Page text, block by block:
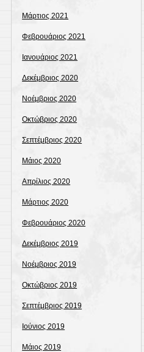
Μάρτιος 2021
Φεβρουάριος 2021
Ιανουάριος 2021
Δεκέμβριος 2020
Νοέμβριος 2020
Οκτώβριος 2020
Σεπτέμβριος 2020
Μάιος 2020
Απρίλιος 2020
Μάρτιος 2020
Φεβρουάριος 2020
Δεκέμβριος 2019
Νοέμβριος 2019
Οκτώβριος 2019
Σεπτέμβριος 2019
Ιούνιος 2019
Μάιος 2019